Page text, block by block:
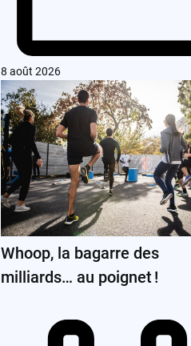
8 août 2026
Whoop, la bagarre des
milliards… au poignet !